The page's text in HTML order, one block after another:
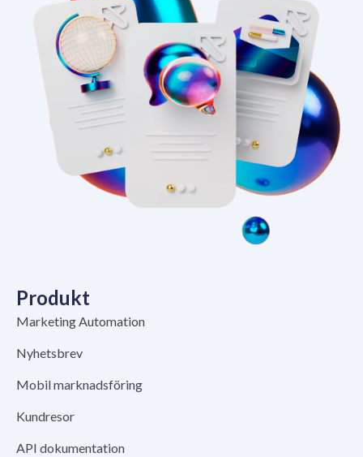
Produkt
Marketing Automation
Nyhetsbrev
Mobil marknadsföring
Kundresor
API dokumentation